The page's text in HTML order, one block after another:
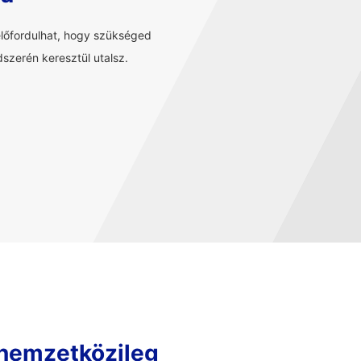
hogy szükséged
keresztül utalsz.